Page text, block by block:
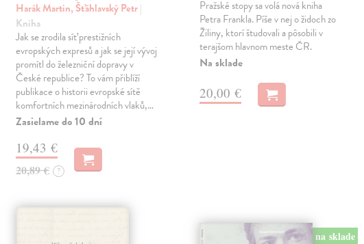
Harák Martin, Šťáhlavský Petr|
Kniha
Jak se zrodila síť prestižních
evropských expresů a jak se její vývoj
promítl do železniční dopravy v
České republice? To vám přiblíží
publikace o historii evropské sítě
komfortních mezinárodních vlaků,…
Zasielame do 10 dní
19,43 €
20,89 € ?
Pražské stopy sa volá nová kniha
Petra Frankla. Píše v nej o židoch zo
Žiliny, ktorí študovali a pôsobili v
terajšom hlavnom meste ČR.
Na sklade
20,00 €
na sklade